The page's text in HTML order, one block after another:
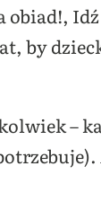
obiad!,
by
–